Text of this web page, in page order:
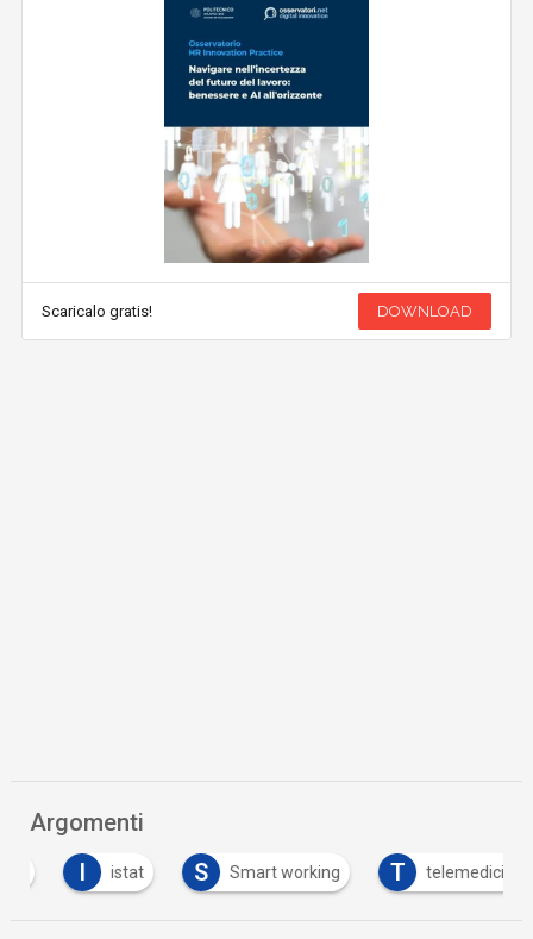
Scaricalo gratis! DOWNLOAD
Argomenti
istat Smart working telemedicina